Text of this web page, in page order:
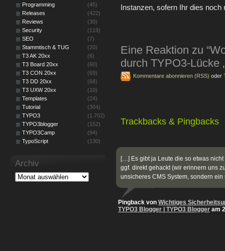
Instanzen, sofern Ihr dies noch
Eine Reaktion zu
durch TYPO3-Lücke
Kommentare abonnieren (RSS) oder
Trackbacks & Pingbacks
[…] Es gibt ja Leute die so etwas
ggf. direkt gehackt (wir erinnern uns
unsicheres CMS System, sondern
Pingback von Wichtiges
TYPO3 Blogger | TYPO3 Blogger am
Programming
(45)
Releases
(422)
Reviews
(30)
Security
(119)
SEO
(7)
Stammtisch & TUG
(20)
T3 AK 20xx
(6)
T3 Board 20xx
(60)
T3 CON 20xx
(69)
T3 DD 20xx
(68)
T3 UXW 20xx
(10)
Templates
(24)
Tutorial
(304)
TYPO3
(1.702)
TYPO3blogger
(152)
TYPO3Camp
(94)
TypoScript
(130)
Archiv